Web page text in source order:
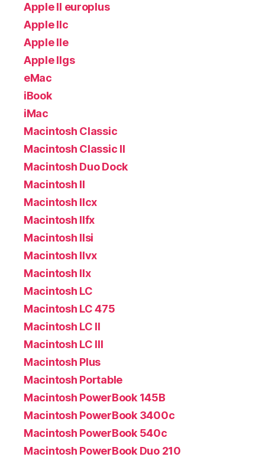
Apple II europlus
Apple IIc
Apple IIe
Apple IIgs
eMac
iBook
iMac
Macintosh Classic
Macintosh Classic II
Macintosh Duo Dock
Macintosh II
Macintosh IIcx
Macintosh IIfx
Macintosh IIsi
Macintosh IIvx
Macintosh IIx
Macintosh LC
Macintosh LC 475
Macintosh LC II
Macintosh LC III
Macintosh Plus
Macintosh Portable
Macintosh PowerBook 145B
Macintosh PowerBook 3400c
Macintosh PowerBook 540c
Macintosh PowerBook Duo 210